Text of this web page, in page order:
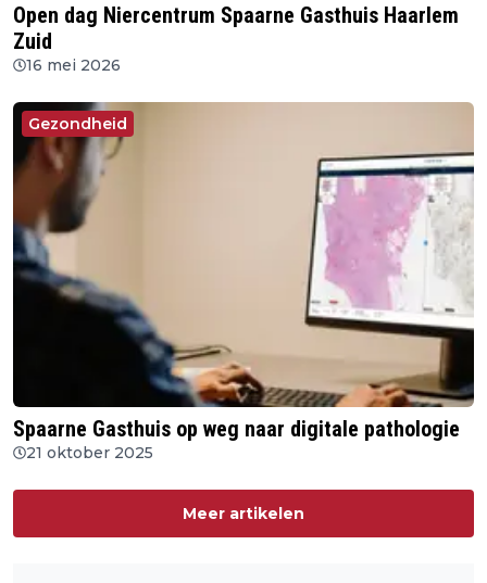
Open dag Niercentrum Spaarne Gasthuis Haarlem
Zuid
16 mei 2026
Gezondheid
Spaarne Gasthuis op weg naar digitale pathologie
21 oktober 2025
Meer artikelen